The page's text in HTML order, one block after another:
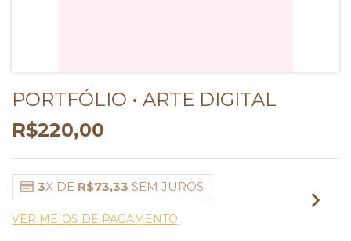
PORTFÓLIO • ARTE DIGITAL
R$220,00
3X DE R$73,33 SEM JUROS
VER MEIOS DE PAGAMENTO